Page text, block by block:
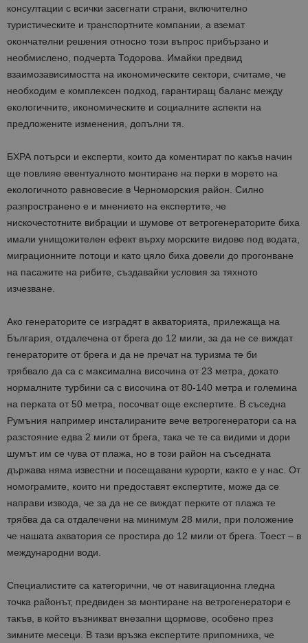
консултации с всички засегнати страни, включително
туристическите и транспортните компании, а вземат
окончателни решения относно този въпрос прибързано и
необмислено, подчерта Тодорова. Имайки предвид
взаимозависимостта на икономическите сектори, считаме, че
необходим е комплексен подход, гарантиращ баланс между
екологичните, икономическите и социалните аспекти на
предложените изменения, допълни тя.
БХРА потърси и експерти, които да коментират по какъв начин
ще повлияе евентуалното монтиране на перки в морето на
екологичното равновесие в Черноморския район. Силно
разпространено е и мнението на експертите, че
нискочестотните вибрации и шумове от ветрогенераторите биха
имали унищожителен ефект върху морските видове под водата,
миграционните потоци и като цяло биха довели до прогонване
на пасажите на рибите, създавайки условия за тяхното
изчезване.
Ако генераторите се изградят в акваторията, прилежаща на
България, отдалечена от брега до 12 мили, за да не се виждат
генераторите от брега и да не пречат на туризма те би
трябвало да са с максимална височина от 23 метра, докато
нормалните турбини са с височина от 80-140 метра и големина
на перката от 50 метра, посочват още експертите. В съседна
Румъния например инсталираните вече ветрогенератори са на
разстояние едва 2 мили от брега, така че те са видими и дори
шумът им се чува от плажа, но в този район на съседната
държава няма известни и посещавани курорти, както е у нас. От
номограмите, които ни предоставят експертите, може да се
направи извода, че за да не се виждат перките от плажа те
трябва да са отдалечени на минимум 28 мили, при положение
че нашата акватория се простира до 12 мили от брега. Тоест – в
международни води.
Специалистите са категорични, че от навигационна гледна
точка районът, предвиден за монтиране на ветрогенератори е
такъв, в който възникват внезапни щормове, особено през
зимните месеци. В тази връзка експертите припомниха, че